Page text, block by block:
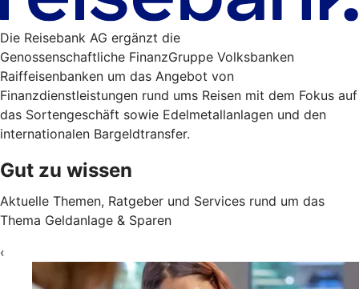
Die Reisebank AG ergänzt die
Genossenschaftliche FinanzGruppe Volksbanken
Raiffeisenbanken um das Angebot von
Finanzdienstleistungen rund ums Reisen mit dem Fokus auf
das Sortengeschäft sowie Edelmetallanlagen und den
internationalen Bargeldtransfer.
Gut zu wissen
Aktuelle Themen, Ratgeber und Services rund um das
Thema Geldanlage & Sparen
‹